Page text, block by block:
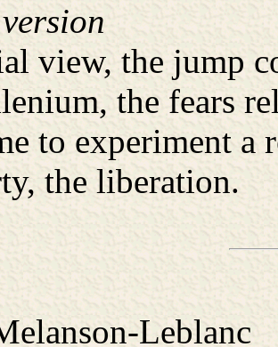
view, the jump
the fears
to experiment a
the liberation.
Leblanc